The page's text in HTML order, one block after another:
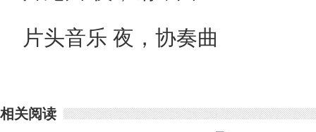
片头音乐 夜，协奏曲
相关阅读